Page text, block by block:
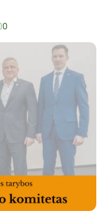
naujienos
naujienos
savivaldybės
rajono
rajono
rajono
rajono
0